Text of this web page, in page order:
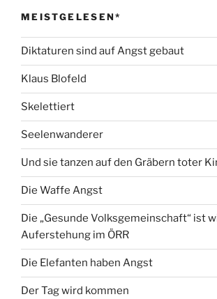
MEISTGELESEN*
Diktaturen sind auf Angst gebaut
Klaus Blofeld
Skelettiert
Seelenwanderer
Und sie tanzen auf den Gräbern toter
Die Waffe Angst
Die „Gesunde Volksgemeinschaft“ ist
Auferstehung im ÖRR
Die Elefanten haben Angst
Der Tag wird kommen